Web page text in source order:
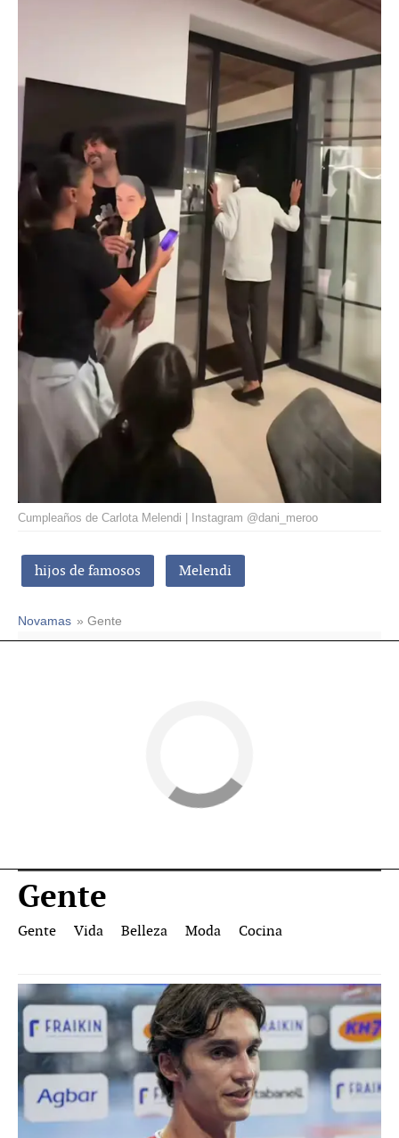
Cumpleaños de Carlota Melendi | Instagram @dani_meroo
hijos de famosos Melendi
Novamas » Gente
Gente
Gente Vida Belleza Moda Cocina